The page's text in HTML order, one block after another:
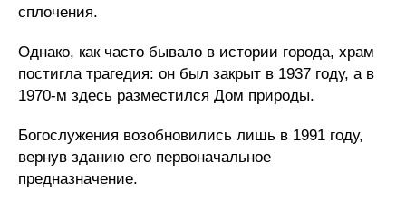
сплочения.
Однако, как часто бывало в истории города, храм
постигла трагедия: он был закрыт в 1937 году, а в
1970-м здесь разместился Дом природы.
Богослужения возобновились лишь в 1991 году,
вернув зданию его первоначальное
предназначение.